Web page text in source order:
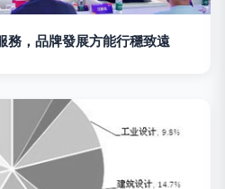
務，品牌發展方能行穩致遠